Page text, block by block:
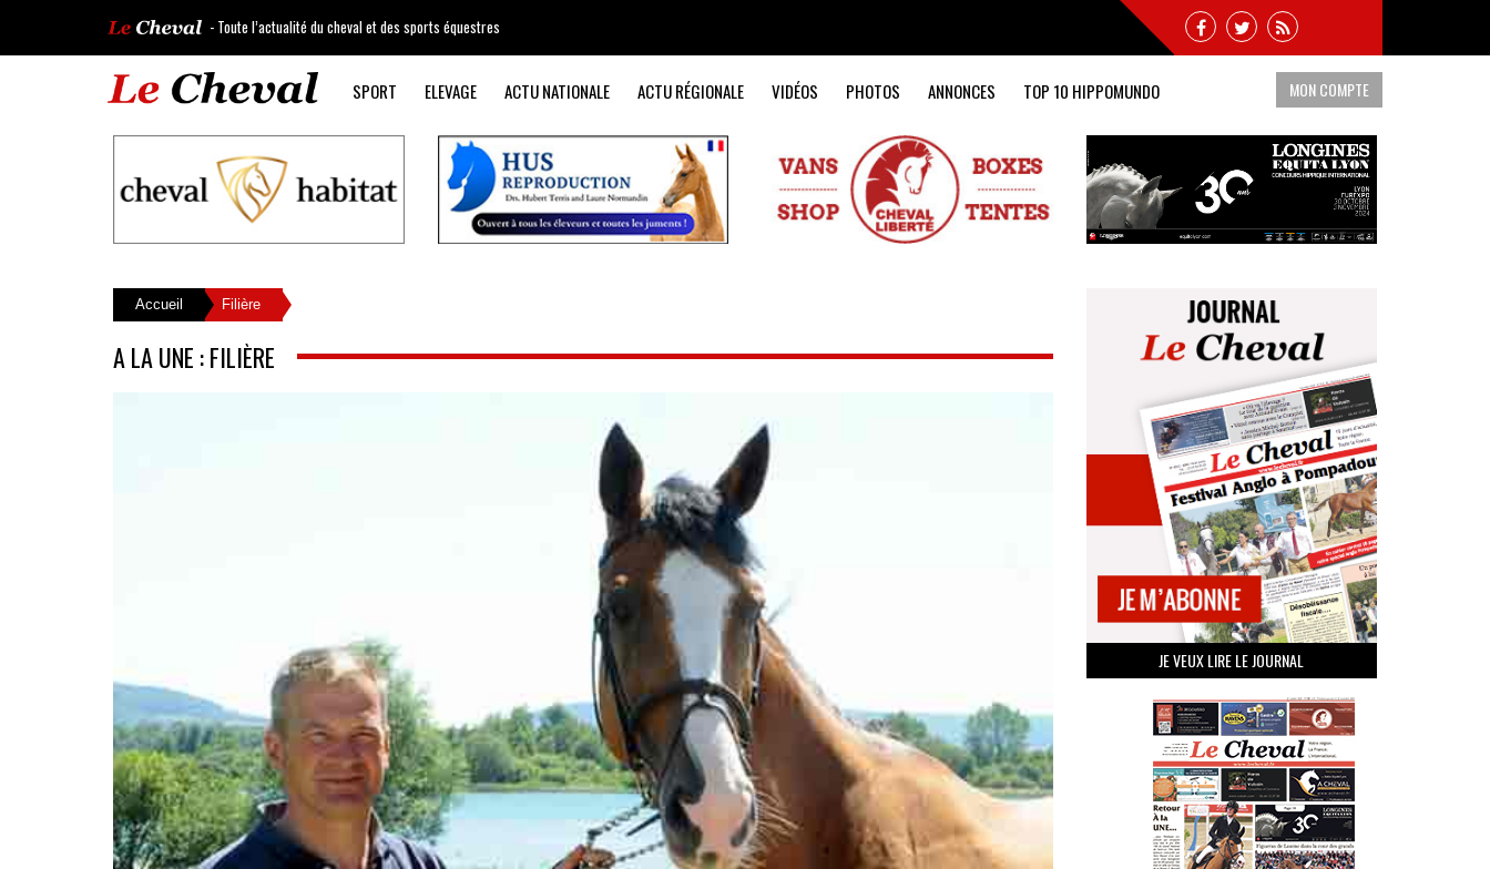
- Toute l’actualité du cheval et des sports équestres
SPORT ELEVAGE ACTU NATIONALE ACTU RÉGIONALE VIDÉOS PHOTOS ANNONCES TOP 10 HIPPOMUNDO MON COMPTE
Accueil Filière
A LA UNE : FILIÈRE
JE VEUX LIRE LE JOURNAL